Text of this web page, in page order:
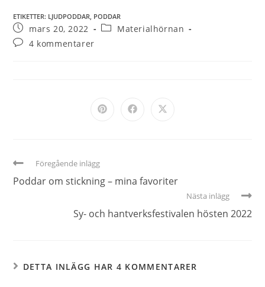
ETIKETTER: LJUDPODDAR PODDAR
mars 20, 2022
Materialhörnan
4 kommentarer
Föregående inlägg
Poddar om stickning – mina favoriter
Nästa inlägg
Sy- och hantverksfestivalen hösten 2022
DETTA INLÄGG HAR 4 KOMMENTARER